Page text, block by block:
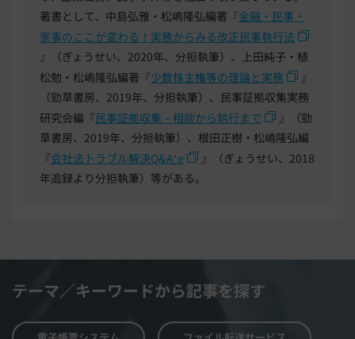
著書として、中島弘雅・松嶋隆弘編著『金融・民事・
家事のここが変わる！実務からみる改正民事執行法
』（ぎょうせい、2020年、分担執筆）、上田純子・植
松勉・松嶋隆弘編著『少数株主権等の理論と実務
』
（勁草書房、2019年、分担執筆）、民事証拠収集実務
研究会編『民事証拠収集－相談から執行まで
』（勁
草書房、2019年、分担執筆）、根田正樹・松嶋隆弘編
『会社法トラブル解決Q&A⁺e
』（ぎょうせい、2018
年追録より分担執筆）等がある。
テーマ／キーワードから記事を探す